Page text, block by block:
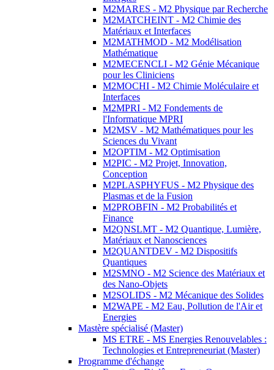
M2MARES - M2 Physique par Recherche
M2MATCHEINT - M2 Chimie des
Matériaux et Interfaces
M2MATHMOD - M2 Modélisation
Mathématique
M2MECENCLI - M2 Génie Mécanique
pour les Cliniciens
M2MOCHI - M2 Chimie Moléculaire et
Interfaces
M2MPRI - M2 Fondements de
l'Informatique MPRI
M2MSV - M2 Mathématiques pour les
Sciences du Vivant
M2OPTIM - M2 Optimisation
M2PIC - M2 Projet, Innovation,
Conception
M2PLASPHYFUS - M2 Physique des
Plasmas et de la Fusion
M2PROBFIN - M2 Probabilités et
Finance
M2QNSLMT - M2 Quantique, Lumière,
Matériaux et Nanosciences
M2QUANTDEV - M2 Dispositifs
Quantiques
M2SMNO - M2 Science des Matériaux et
des Nano-Objets
M2SOLIDS - M2 Mécanique des Solides
M2WAPE - M2 Eau, Pollution de l'Air et
Energies
Mastère spécialisé (Master)
MS ETRE - MS Energies Renouvelables :
Technologies et Entrepreneuriat (Master)
Programme d'échange